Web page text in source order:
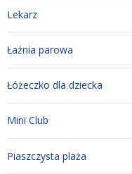
Lekarz
Łaźnia parowa
Łóżeczko dla dziecka
Mini Club
Piaszczysta plaża